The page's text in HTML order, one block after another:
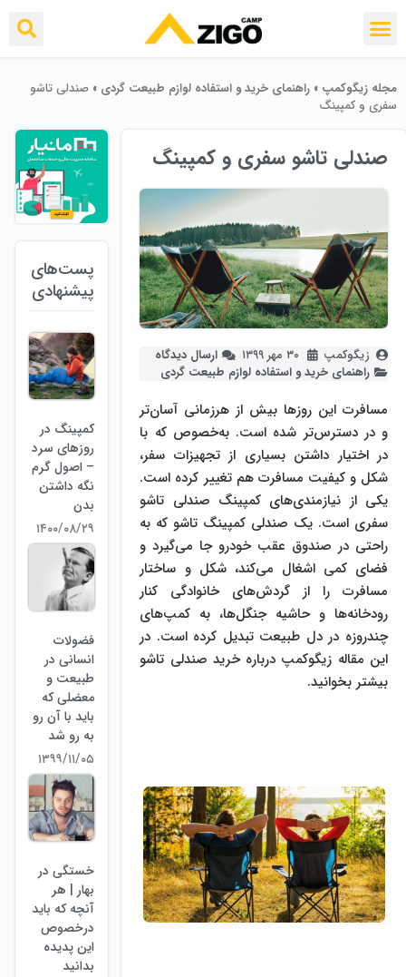
مجله زیگوکمپ » راهنمای خرید و استفاده لوازم طبیعت ‌گردی » صندلی تاشو
سفری و کمپینگ
صندلی تاشو سفری و کمپینگ
زیگوکمپ ۳۰ مهر ۱۳۹۹
ارسال دیدگاه
راهنمای خرید و استفاده لوازم طبیعت ‌گردی
مسافرت این روزها بیش از هرزمانی آسان‌تر
و در دسترس‌تر شده است. به‌خصوص که با
در اختیار داشتن بسیاری از تجهیزات سفر،
شکل و کیفیت مسافرت هم تغییر کرده است.
یکی از نیازمندی‌های کمپینگ صندلی تاشو
سفری است. یک صندلی کمپینگ تاشو که به
راحتی در صندوق عقب خودرو جا می‌گیرد و
فضای کمی اشغال می‌کند، شکل و ساختار
مسافرت را از گردش‌های خانوادگی کنار
رودخانه‌ها و حاشیه جنگل‌ها، به کمپ‌های
چندروزه در دل طبیعت تبدیل کرده است. در
این مقاله زیگوکمپ درباره خرید صندلی تاشو
بیشتر بخوانید.
پست‌های
پیشنهادی
کمپینگ در
روزهای سرد
– اصول گرم
نگه داشتن
بدن
۱۴۰۰/۰۸/۲۹
فضولات
انسانی در
طبیعت و
معضلی که
باید با آن رو
به رو شد
۱۳۹۹/۱۱/۰۵
خستگی در
بهار | هر
آنچه که باید
درخصوص
این پدیده
بدانید